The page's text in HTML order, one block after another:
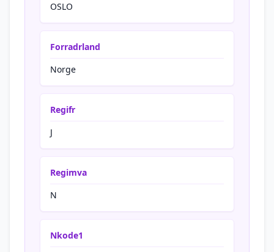
OSLO
Forradrland
Norge
Regifr
J
Regimva
N
Nkode1